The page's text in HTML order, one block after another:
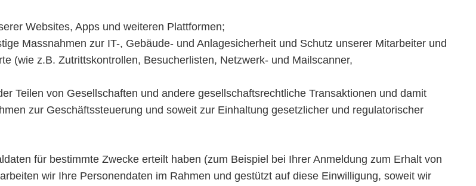
Websites, Apps und weiteren Plattformen;
Massnahmen zur IT-, Gebäude- und Anlagesicherheit und Schutz unserer Mitarbeiter und
(wie z.B. Zutrittskontrollen, Besucherlisten, Netzwerk- und Mailscanner,
Teilen von Gesellschaften und andere gesellschaftsrechtliche Transaktionen und damit
zur Geschäftssteuerung und soweit zur Einhaltung gesetzlicher und regulatorischer
für bestimmte Zwecke erteilt haben (zum Beispiel bei Ihrer Anmeldung zum Erhalt von
wir Ihre Personendaten im Rahmen und gestützt auf diese Einwilligung, soweit wir